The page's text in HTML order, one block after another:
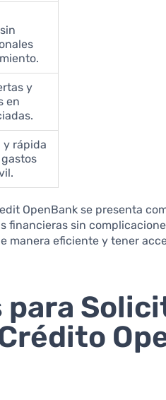
y
en
y rápida
OpenBank se presenta
financieras sin
manera eficiente y tener